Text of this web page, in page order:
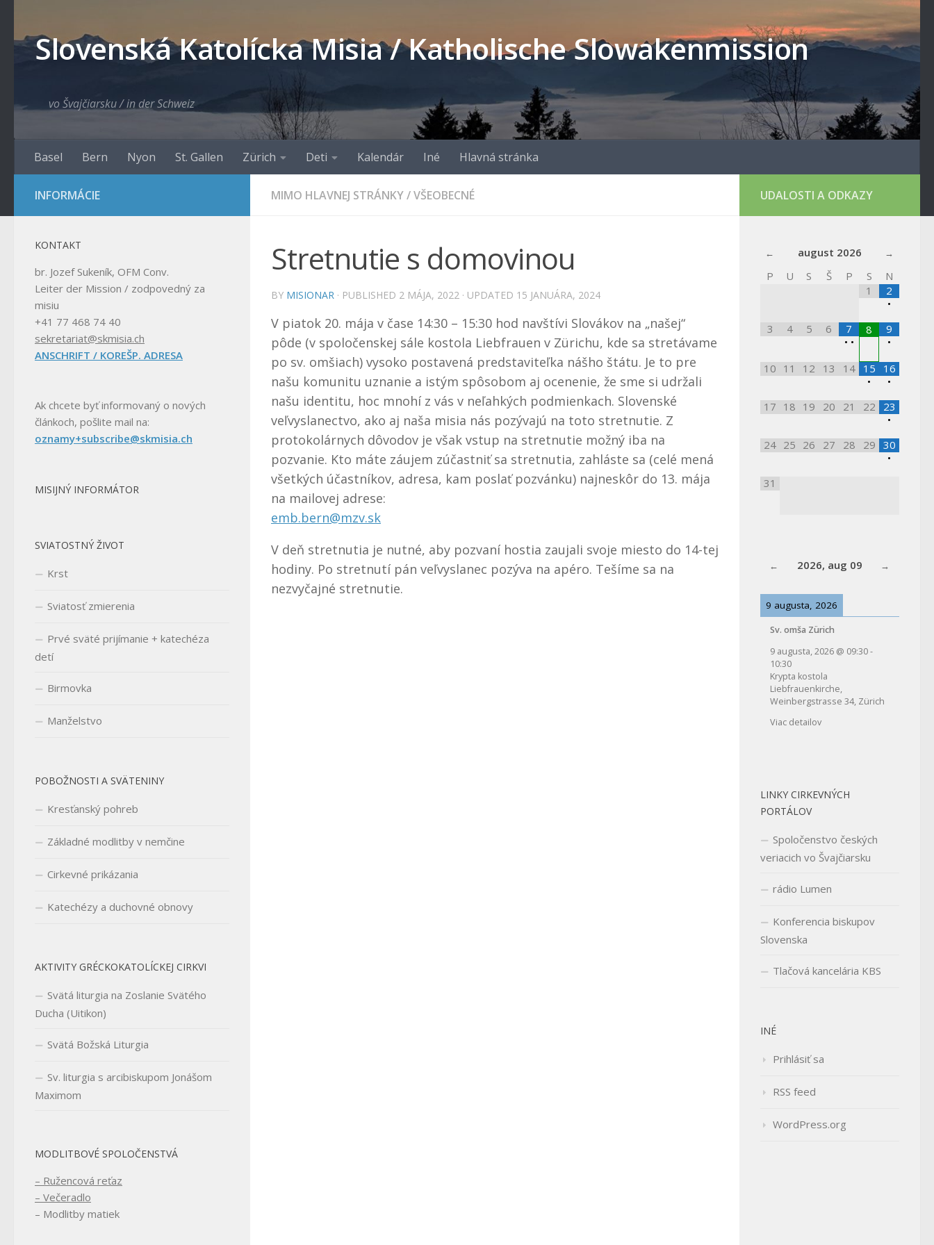
Slovenská Katolícka Misia / Katholische Slowakenmission
vo Švajčiarsku / in der Schweiz
Basel Bern Nyon St. Gallen Zürich Deti Kalendár Iné Hlavná stránka
MIMO HLAVNEJ STRÁNKY/VŠEOBECNÉ
Stretnutie s domovinou
BY MISIONAR · PUBLISHED 2 MÁJA, 2022 · UPDATED 15 JANUÁRA, 2024
V piatok 20. mája v čase 14:30 – 15:30 hod navštívi Slovákov na „našej“
pôde (v spoločenskej sále kostola Liebfrauen v Zürichu, kde sa stretávame
po sv. omšiach) vysoko postavená predstaviteľka nášho štátu. Je to pre
našu komunitu uznanie a istým spôsobom aj ocenenie, že sme si udržali
našu identitu, hoc mnohí z vás v neľahkých podmienkach. Slovenské
veľvyslanectvo, ako aj naša misia nás pozývajú na toto stretnutie. Z
protokolárnych dôvodov je však vstup na stretnutie možný iba na
pozvanie. Kto máte záujem zúčastniť sa stretnutia, zahláste sa (celé mená
všetkých účastníkov, adresa, kam poslať pozvánku) najneskôr do 13. mája
na mailovej adrese:
emb.bern@mzv.sk
V deň stretnutia je nutné, aby pozvaní hostia zaujali svoje miesto do 14-tej
hodiny. Po stretnutí pán veľvyslanec pozýva na apéro. Tešíme sa na
nezvyčajné stretnutie.
INFORMÁCIE
KONTAKT
br. Jozef Sukeník, OFM Conv.
Leiter der Mission / zodpovedný za
misiu
+41 77 468 74 40
sekretariat@skmisia.ch
ANSCHRIFT / KOREŠP. ADRESA
Ak chcete byť informovaný o nových
článkoch, pošlite mail na:
oznamy+subscribe@skmisia.ch
MISIJNÝ INFORMÁTOR
SVIATOSTNÝ ŽIVOT
Krst
Sviatosť zmierenia
Prvé sväté prijímanie + katechéza
detí
Birmovka
Manželstvo
POBOŽNOSTI A SVÄTENINY
Kresťanský pohreb
Základné modlitby v nemčine
Cirkevné prikázania
Katechézy a duchovné obnovy
AKTIVITY GRÉCKOKATOLÍCKEJ CIRKVI
Svätá liturgia na Zoslanie Svätého
Ducha (Uitikon)
Svätá Božská Liturgia
Sv. liturgia s arcibiskupom Jonášom
Maximom
MODLITBOVÉ SPOLOČENSTVÁ
– Ružencová reťaz
– Večeradlo
– Modlitby matiek
UDALOSTI A ODKAZY
august 2026
P
U S Š P S
N
1
2
•
3
4 5 6
7
• •
8
9
•
10 11 12 13 14
15
•
16
•
17 18 19 20 21 22
23
•
24 25 26 27 28 29 30
•
31
2026, aug 09
9 augusta, 2026
Sv. omša Zürich
9 augusta, 2026 @ 09:30-
10:30
Krypta kostola
Liebfrauenkirche,
Weinbergstrasse 34, Zürich
Viac detailov
LINKY CIRKEVNÝCH
PORTÁLOV
Spoločenstvo českých
veriacich vo Švajčiarsku
rádio Lumen
Konferencia biskupov
Slovenska
Tlačová kancelária KBS
INÉ
Prihlásiť sa
RSS feed
WordPress.org